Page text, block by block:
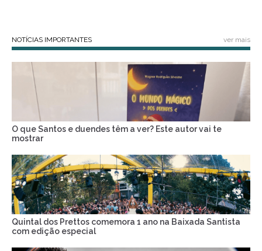
NOTÍCIAS IMPORTANTES ver mais
O que Santos e duendes têm a ver? Este autor vai te
mostrar
Quintal dos Prettos comemora 1 ano na Baixada Santista
com edição especial